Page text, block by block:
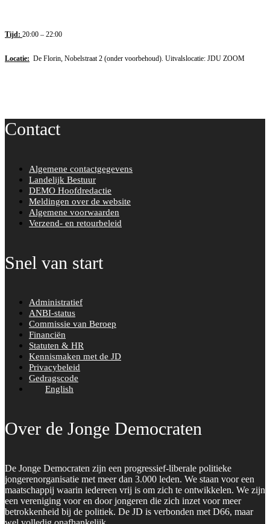
Tijd: 20:00 – 22:00
Locatie: De Florin, Nobelstraat 2 (onder voorbehoud). Uitvalslocatie: JDU ZOOM
Contact
Algemene contactgegevens
Landelijk Bestuur
DEMO Hoofdredactie
Meldingen over de website
Algemene voorwaarden
Verzend- en retourbeleid
Snel van start
Administratief
ANBI-status
Commissie van Beroep
Financiën
Statuten & HR
Kennismaken met de JD
Privacybeleid
Gedragscode
English
Over de Jonge Democraten
De Jonge Democraten zijn een progressief-liberale politieke
jongerenorganisatie met meer dan 3.000 leden. We staan voor een
maatschappij waarin iedereen vrij is om zich te ontwikkelen. We zijn
een vereniging voor en door jongeren die zich inzet voor meer
betrokkenheid bij de politiek. De JD is verbonden met D66, maar